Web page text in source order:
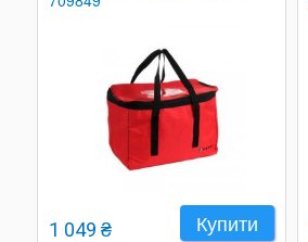
Купити
1 049 ₴